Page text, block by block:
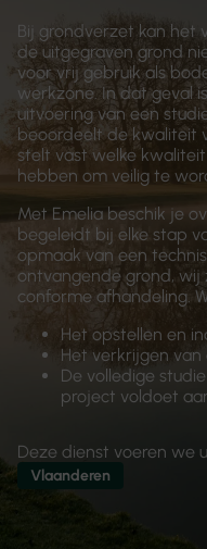
Bij grondverzet kan het
de uitgegraven grond
voor vrij gebruik als
werkzone. In dat geval
uitvoering van een
beoordeelt de kwaliteit
stelt vast welke
hebben om veilig te
Met Emelia beschik je
begeleidt bij elke stap
opmaak van een
ontvangende grond,
conforme afhandeling.
Het opstellen en
Het verkrijgen
De volledige
project voldoet
Deze dienst voeren we
Vlaanderen